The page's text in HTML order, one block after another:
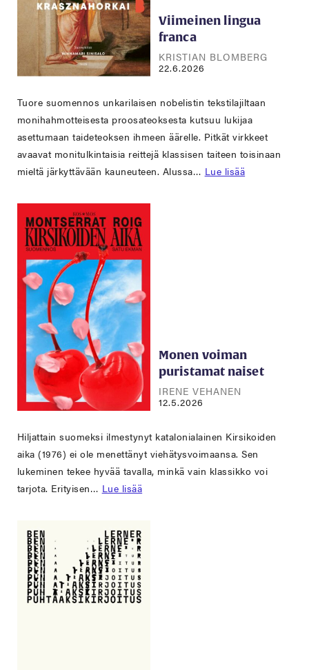
Viimeinen lingua
franca
KRISTIAN BLOMBERG
22.6.2026
Tuore suomennos unkarilaisen nobelistin tekstilajiltaan
monihahmotteisesta proosateoksesta kutsuu lukijaa
asettumaan taideteoksen ihmeen äärelle. Pitkät virkkeet
avaavat monitulkintaisia reittejä klassisen taiteen toisinaan
mieltä järkyttävään kauneuteen. Alussa… Lue lisää
Monen voiman
puristamat naiset
IRENE VEHANEN
12.5.2026
Hiljattain suomeksi ilmestynyt katalonialainen Kirsikoiden
aika (1976) ei ole menettänyt viehätysvoimaansa. Sen
lukeminen tekee hyvää tavalla, minkä vain klassikko voi
tarjota. Erityisen… Lue lisää